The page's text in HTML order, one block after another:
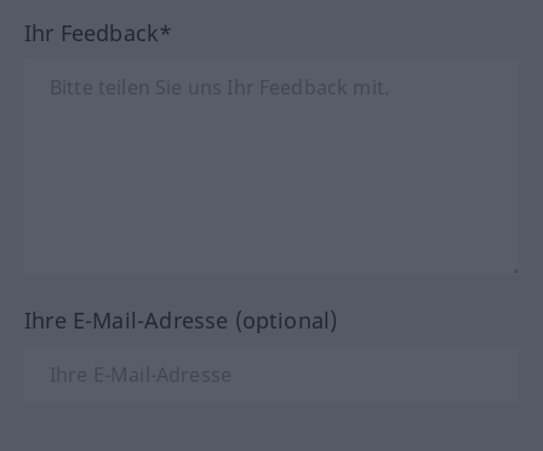
Ihr Feedback*
Ihre E-Mail-Adresse (optional)